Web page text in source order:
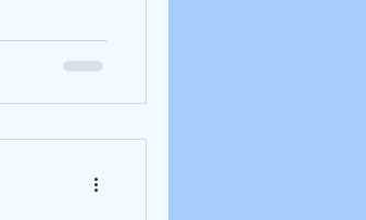
おチビちゃ
ちしており
れてます